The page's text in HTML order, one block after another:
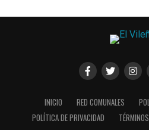
INICIO RED COMUNALES
POLÍTICA DE PRIVACIDAD